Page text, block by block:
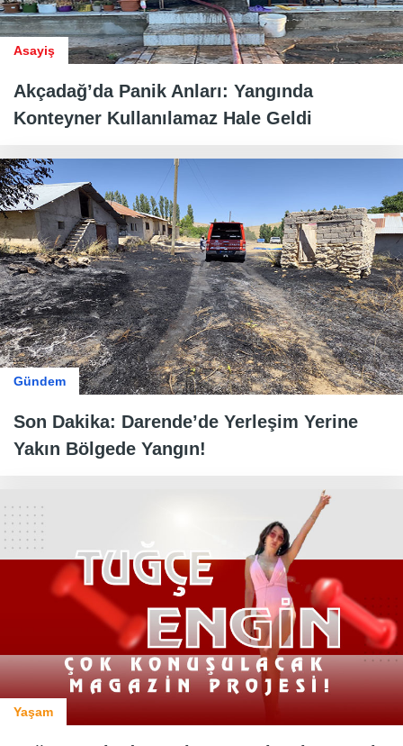
Asayiş
Akçadağ’da Panik Anları: Yangında
Konteyner Kullanılamaz Hale Geldi
Gündem
Son Dakika: Darende’de Yerleşim Yerine
Yakın Bölgede Yangın!
Yaşam